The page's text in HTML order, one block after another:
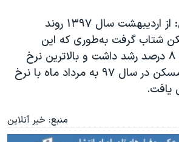
بر اساس این گزارش: از اردیبهشت سال ۱۳۹۷ روند
شتاب گرفت به‌طوری که این
شاخص ماهانه ۷ تا ۸ درصد رشد داشت و بالاترین نرخ
رشد ماهانه قیمت مسکن در سال ۹۷ به مرداد ماه با نرخ
.
منبع: خبر آنلاین